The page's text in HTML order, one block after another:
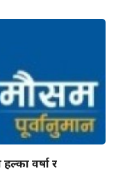
वर्षा र